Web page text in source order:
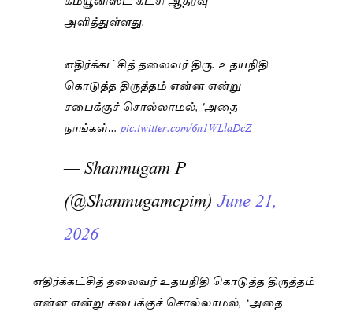
அளித்துள்ளது.
எதிர்க்கட்சித் தலைவர் திரு. உதயநிதி
கொடுத்த திருத்தம் என்ன என்று
சபைக்குச் சொல்லாமல், 'அதை
நாங்கள்… pic.twitter.com/6n1WLlaDcZ
— Shanmugam P
(@Shanmugamcpim)June 21,
2026
எதிர்க்கட்சித் தலைவர் உதயநிதி கொடுத்த திருத்தம்
என்ன என்று சபைக்குச் சொல்லாமல், ‘அதை